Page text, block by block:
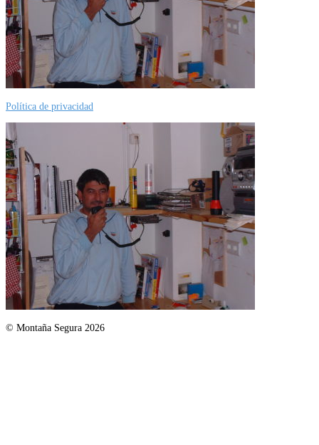
Política de privacidad
© Montaña Segura 2026